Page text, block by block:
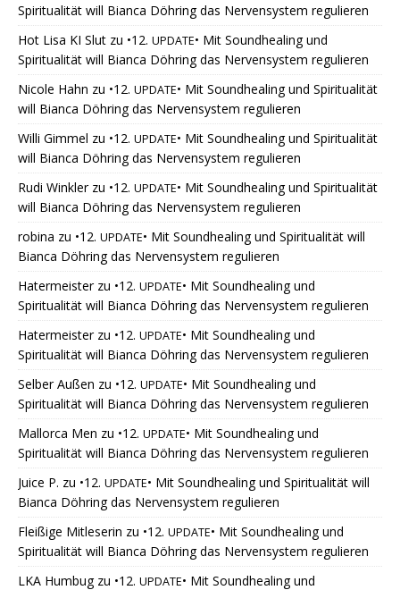
Spiritualität will Bianca Döhring das Nervensystem regulieren
Hot Lisa KI Slut zu •12. UPDATE• Mit Soundhealing und
Spiritualität will Bianca Döhring das Nervensystem regulieren
Nicole Hahn zu •12. UPDATE• Mit Soundhealing und Spiritualität
will Bianca Döhring das Nervensystem regulieren
Willi Gimmel zu •12. UPDATE• Mit Soundhealing und Spiritualität
will Bianca Döhring das Nervensystem regulieren
Rudi Winklerzu •12. UPDATE• Mit Soundhealing und Spiritualität
will Bianca Döhring das Nervensystem regulieren
robina zu •12. UPDATE• Mit Soundhealing und Spiritualität will
Bianca Döhring das Nervensystem regulieren
Hatermeisterzu •12. UPDATE• Mit Soundhealing und
Spiritualität will Bianca Döhring das Nervensystem regulieren
Hatermeisterzu •12. UPDATE• Mit Soundhealing und
Spiritualität will Bianca Döhring das Nervensystem regulieren
Selber Außen zu •12. UPDATE• Mit Soundhealing und
Spiritualität will Bianca Döhring das Nervensystem regulieren
Mallorca Men zu •12. UPDATE• Mit Soundhealing und
Spiritualität will Bianca Döhring das Nervensystem regulieren
Juice P. zu •12. UPDATE• Mit Soundhealing und Spiritualität will
Bianca Döhring das Nervensystem regulieren
Fleißige Mitleserin zu •12. UPDATE• Mit Soundhealing und
Spiritualität will Bianca Döhring das Nervensystem regulieren
LKA Humbugzu •12. UPDATE• Mit Soundhealing und